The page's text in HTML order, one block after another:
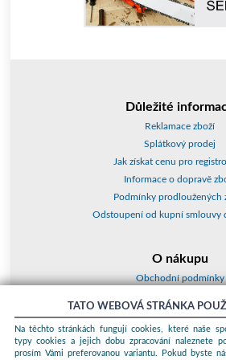
Důležité
Reklamace zboží
Splátkový prodej
Jak získat cenu pro
Informace o dopravě
Podmínky prodloužených
Odstoupení od kupní smlouvy
O nákupu
Obchodní podmínky
Kontakty a adresy
Essox splátky
TATO WEBOVÁ STRÁNKA
Na těchto stránkách fungují cookies, které naše
typy cookies a jejich dobu zpracování naleznete
prosím Vámi preferovanou variantu. Pokud byste